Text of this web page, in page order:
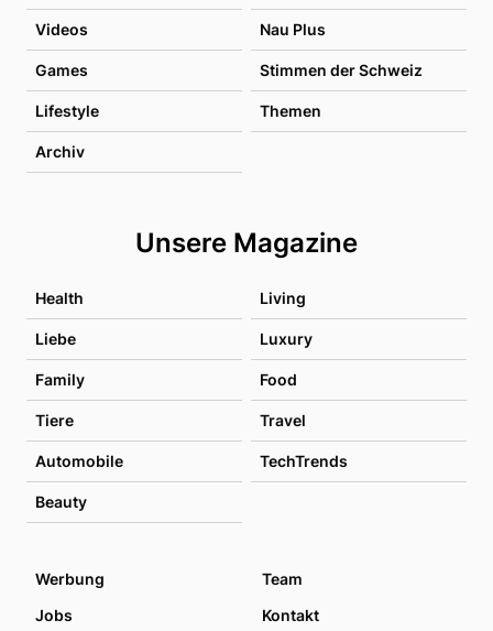
Videos Nau Plus
Games Stimmen der Schweiz
Lifestyle Themen
Archiv
Unsere Magazine
Health Living
Liebe Luxury
Family Food
Tiere Travel
Automobile TechTrends
Beauty
Werbung
Team
Jobs
Kontakt